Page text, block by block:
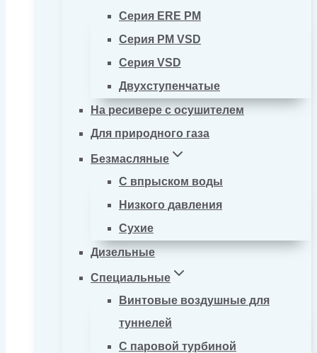
Серия ERE PM
Серия PM VSD
Серия VSD
Двухступенчатые
На ресивере с осушителем
Для природного газа
Безмасляные
С впрыском воды
Низкого давления
Сухие
Дизельные
Специальные
Винтовые воздушные для
туннелей
С паровой турбиной